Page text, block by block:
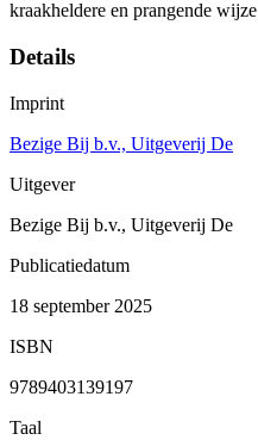
kraakheldere en prangende
Details
Imprint
Bezige Bij b.v., Uitgeverij De
Uitgever
Bezige Bij b.v., Uitgeverij De
Publicatiedatum
18 september 2025
ISBN
9789403139197
Taal